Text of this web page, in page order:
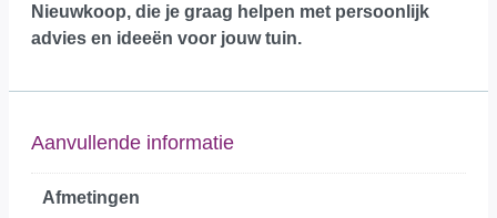
Nieuwkoop, die je graag helpen met persoonlijk
advies en ideeën voor jouw tuin.
Aanvullende informatie
Afmetingen